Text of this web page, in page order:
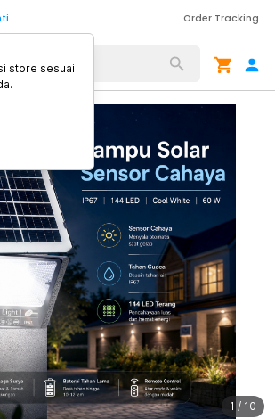
Order Tracking
1 / 10
store sesuai